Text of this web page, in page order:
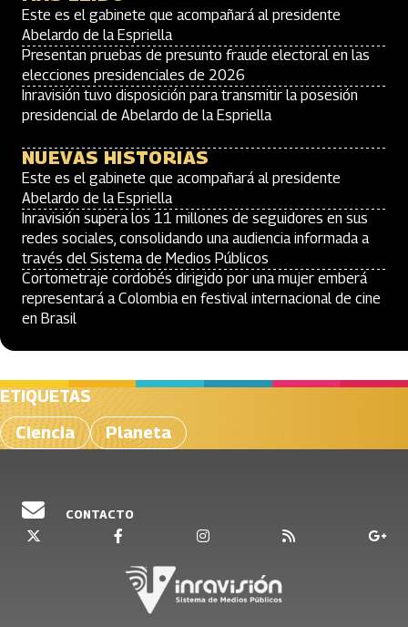
Este es el gabinete que acompañará al presidente
Abelardo de la Espriella
Presentan pruebas de presunto fraude electoral en las
elecciones presidenciales de 2026
Inravisión tuvo disposición para transmitir la posesión
presidencial de Abelardo de la Espriella
NUEVAS HISTORIAS
Este es el gabinete que acompañará al presidente
Abelardo de la Espriella
Inravisión supera los 11 millones de seguidores en sus
redes sociales, consolidando una audiencia informada a
través del Sistema de Medios Públicos
Cortometraje cordobés dirigido por una mujer emberá
representará a Colombia en festival internacional de cine
en Brasil
ETIQUETAS
Ciencia
Planeta
CONTACTO